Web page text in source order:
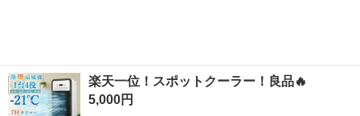
楽天一位！スポットクーラー！良品🔥
5,000円